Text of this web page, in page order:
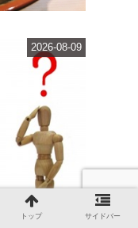
2026-08-09
トップ サイドバー